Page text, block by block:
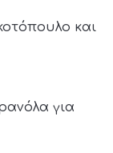
και
για